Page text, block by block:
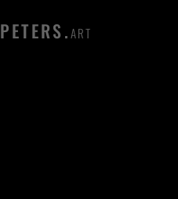
PETERS.ART